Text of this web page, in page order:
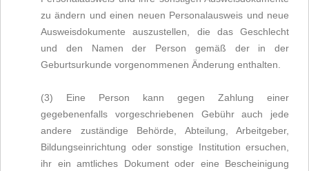
zu ändern und einen neuen Personalausweis und neue
Ausweisdokumente auszustellen, die das Geschlecht
und den Namen der Person gemäß der in der
Geburtsurkunde vorgenommenen Änderung enthalten.
(3) Eine Person kann gegen Zahlung einer
gegebenenfalls vorgeschriebenen Gebühr auch jede
andere zuständige Behörde, Abteilung, Arbeitgeber,
Bildungseinrichtung oder sonstige Institution ersuchen,
ihr ein amtliches Dokument oder eine Bescheinigung